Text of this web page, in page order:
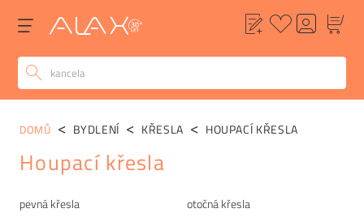
Kategorie
pevná křesla
otočná křesla
DOMŮ BYDLENÍ KŘESLA HOUPACÍ KŘESLA
Houpací křesla